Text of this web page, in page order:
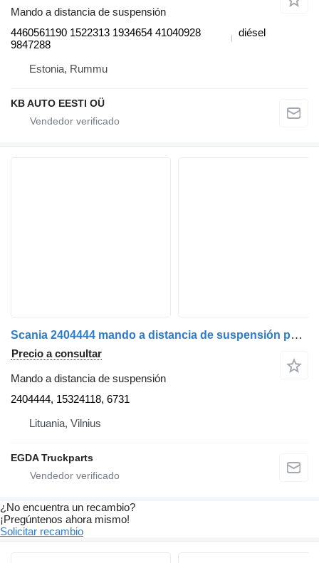
Mando a distancia de suspensión
4460561190 1522313 1934654 41040928
9847288
diésel
Estonia, Rummu
KB AUTO EESTI OÜ
Scania 2404444 mando a distancia de suspensión para Scania cabeza tractora
Precio a consultar
Mando a distancia de suspensión
2404444, 15324118, 6731
Lituania, Vilnius
EGDA Truckparts
¿No encuentra un recambio?
¡Pregúntenos ahora mismo!
Solicitar recambio